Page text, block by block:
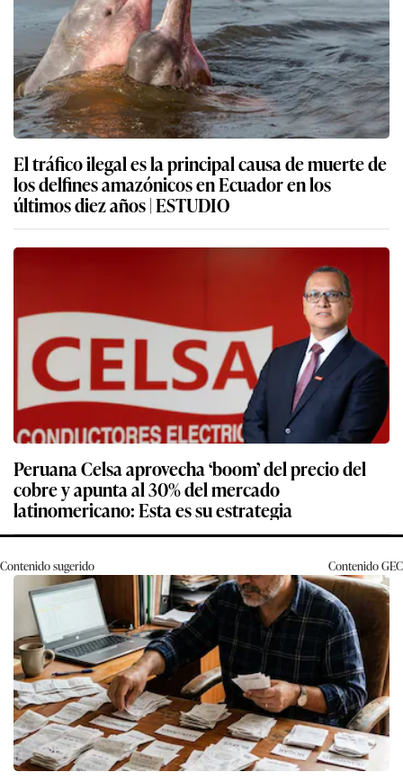
El tráfico ilegal es la principal causa de muerte de
los delfines amazónicos en Ecuador en los
últimos diez años | ESTUDIO
Peruana Celsa aprovecha ‘boom’ del precio del
cobre y apunta al 30% del mercado
latinomericano: Esta es su estrategia
Contenido sugerido ContenidoGEC